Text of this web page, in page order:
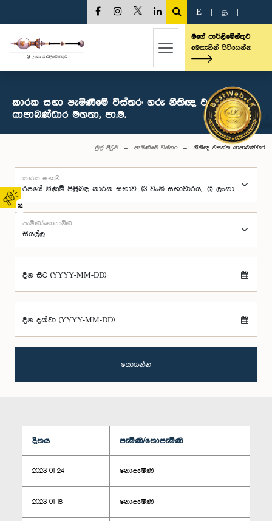
02
E த
මගේ පාර්ලිමේන්තුව
මෙතැනින් පිවිසෙන්න
කාරක සභා පැමිණීමේ විස්තර: ගරු නීතිඥ වසන්ත
යාපාබණ්ඩාර මහතා, පා.ම.
මුල් පිටුව පැමිණීමේ විස්තර නීතිඥ වසන්ත යාපාබණ්ඩාර
කාරක සභාව
පැමිණි/නොපැමිණි
දින සිට (YYYY-MM-DD)
දින දක්වා (YYYY-MM-DD)
සොයන්න
දිනය පැමිණි/නොපැමිණි
2023-01-24 නොපැමිණි
2023-01-18 නොපැමිණි